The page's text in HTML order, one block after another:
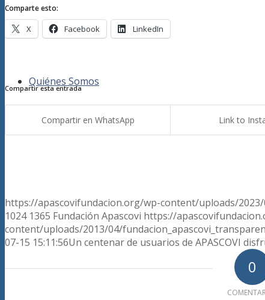
Quiénes Somos
Comparte esto:
X Facebook LinkedIn
Compartir esta entrada
Compartir en WhatsApp Link to
https://apascovifundacion.org/wp-content/uploads/
1024 1365 Fundación Apascovi https://
content/uploads/2013/04/
07-15 15:11:56Un centenar de usuarios de APASCOVI
0